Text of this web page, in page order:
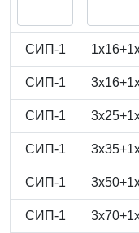
СИП-1
СИП-1
СИП-1
СИП-1
СИП-1
СИП-1